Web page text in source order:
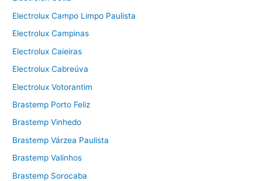
Electrolux Campo Limpo Paulista
Electrolux Campinas
Electrolux Caieiras
Electrolux Cabreúva
Electrolux Votorantim
Brastemp Porto Feliz
Brastemp Vinhedo
Brastemp Várzea Paulista
Brastemp Valinhos
Brastemp Sorocaba